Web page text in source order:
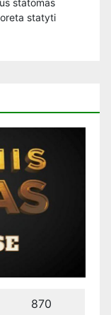
statomas
statyti
870